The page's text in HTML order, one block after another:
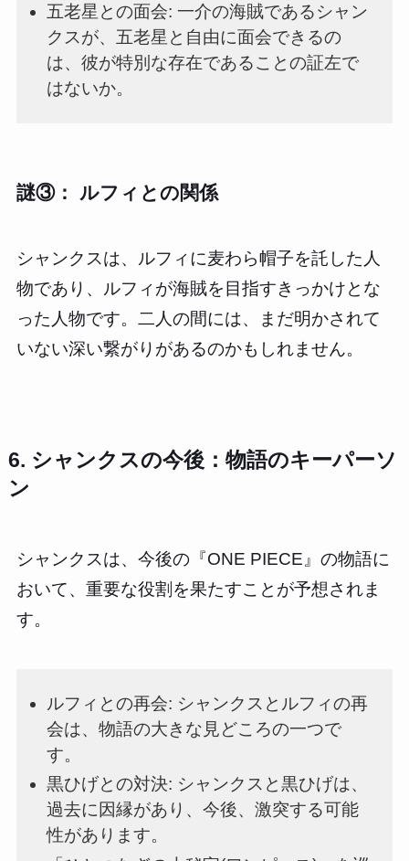
五老星との面会: 一介の海賊であるシャン
クスが、五老星と自由に面会できるの
は、彼が特別な存在であることの証左で
はないか。
謎③： ルフィとの関係
シャンクスは、ルフィに麦わら帽子を託した人
物であり、ルフィが海賊を目指すきっかけとな
った人物です。二人の間には、まだ明かされて
いない深い繋がりがあるのかもしれません。
6. シャンクスの今後：物語のキーパーソ
ン
シャンクスは、今後の『ONE PIECE』の物語に
おいて、重要な役割を果たすことが予想されま
す。
ルフィとの再会: シャンクスとルフィの再
会は、物語の大きな見どころの一つで
す。
黒ひげとの対決: シャンクスと黒ひげは、
過去に因縁があり、今後、激突する可能
性があります。